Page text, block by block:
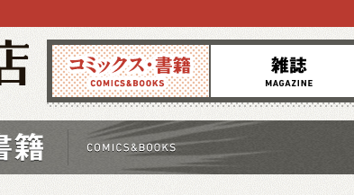
コミックス 雑誌